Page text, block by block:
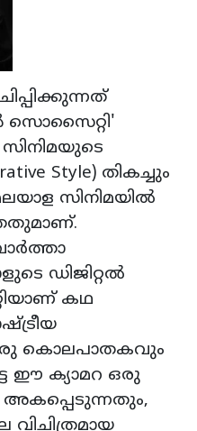
സൊസൈറ്റി'
സിനിമയുടെ
Style) തികച്ചും
സിനിമയില്‍
ഡിജിറ്റല്‍
കഥ
കൊലപാതകവും
ഈ ക്യാമറ ഒരു
അകപ്പെടുന്നതും,